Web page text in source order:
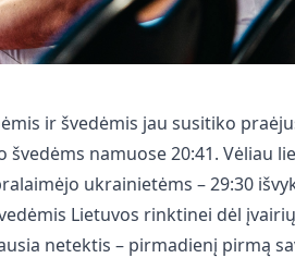
ir švedėmis jau susitiko
švedėms namuose 20:41. Vėliau
ukrainietėms – 29:30
Lietuvos rinktinei dėl
netektis – pirmadienį pirmą